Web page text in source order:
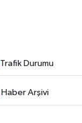
Trafik Durumu
Haber Arşivi